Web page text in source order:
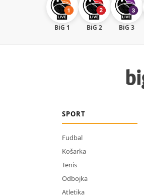
BiG 1 BiG 2 BiG 3
SPORT
Fudbal
Košarka
Tenis
Odbojka
Atletika